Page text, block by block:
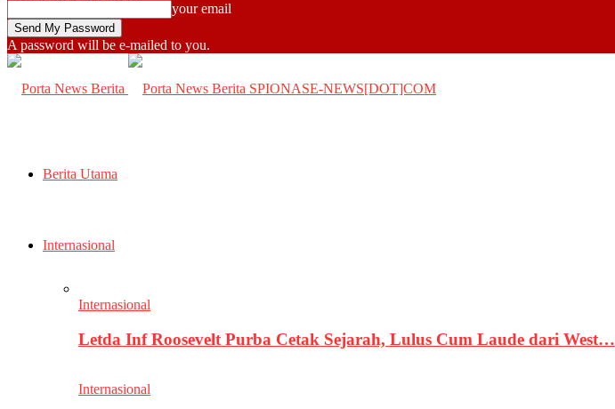
your email
A password will be e-mailed to you.
SPIONASE-NEWS[DOT]COM
Berita Utama
Internasional
Internasional
Letda Inf Roosevelt Purba Cetak Sejarah, Lulus Cum Laude dari West…
Internasional